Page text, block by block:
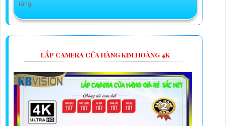
ràng,
LẮP CAMERA CỬA HÀNG KIM HOÀNG 4K